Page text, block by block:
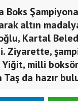
Boks
altın
Kartal
Ziyarette,
milli
da hazır